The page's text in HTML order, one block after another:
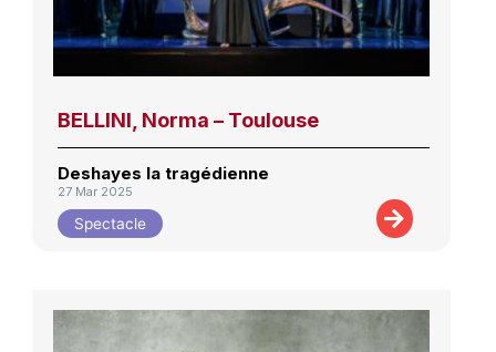
BELLINI, Norma – Toulouse
Deshayes la tragédienne
27 Mar 2025
Spectacle